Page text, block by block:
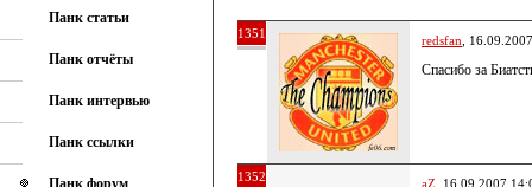
Панк статьи
Панк отчёты
Панк интервью
Панк ссылки
Панк форум
1351 redsfan ,
Спасибо за
1352 aZ , 16.09.2007